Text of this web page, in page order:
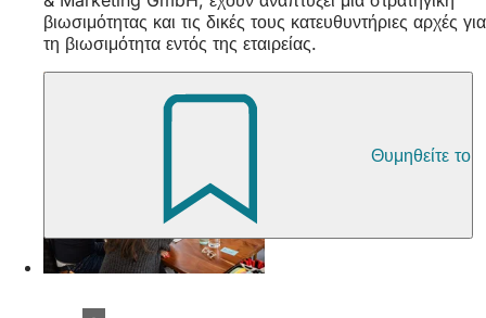
βιωσιμότητας και τις δικές τους κατευθυντήριες αρχές για
τη βιωσιμότητα εντός της εταιρείας.
Θυμηθείτε το